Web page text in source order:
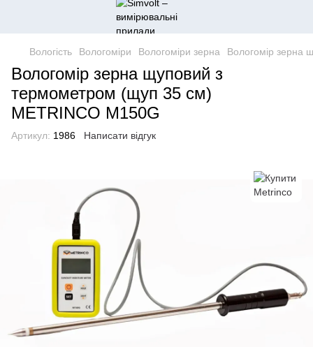
Вологість Вологоміри Вологоміри зерна Вологомір зерна
Вологомір зерна щуповий з
термометром (щуп 35 см)
METRINCO M150G
Артикул: 1986 Написати відгук